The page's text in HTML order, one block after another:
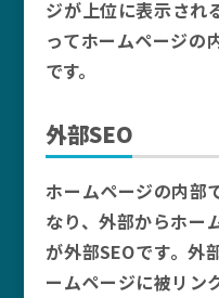
ジが上位に表示され
ってホームページの
です。
外部SEO
ホームページの内部
なり、外部からホー
が外部SEOです。外
ームページに被リン